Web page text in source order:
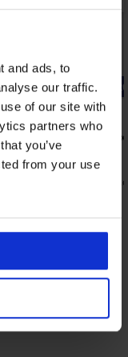
and ads, to
our traffic.
of our site with
partners who
you’ve
from your use
4,9
-20% BRA20
Spacer
18 190 Ft